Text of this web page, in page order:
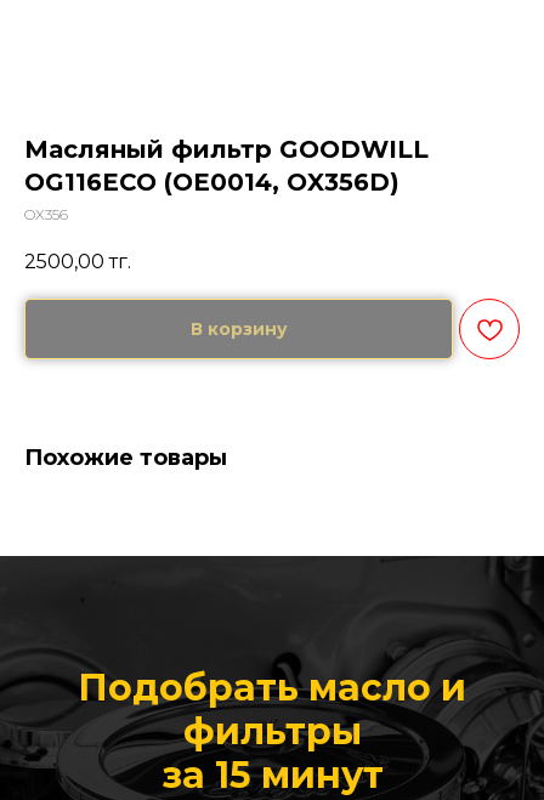
Масляный фильтр GOODWILL
OG116ECO (OE0014, OX356D)
OX356
2500,00 тг.
В корзину
Похожие товары
Подобрать масло и
фильтры
за 15 минут